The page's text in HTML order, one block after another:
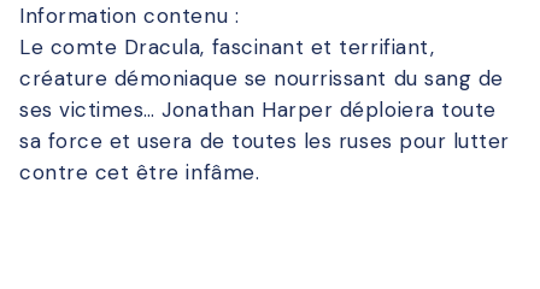
Information contenu :
Le comte Dracula, fascinant et terrifiant,
créature démoniaque se nourrissant du sang de
ses victimes… Jonathan Harper déploiera toute
sa force et usera de toutes les ruses pour lutter
contre cet être infâme.